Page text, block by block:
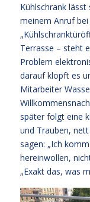
Kühlschrank
meinem Anruf
Terrasse – steht
Problem
darauf klopft es
Mitarbeiter
später folgt eine
und Trauben,
sagen: „Ich
hereinwollen,
„Exakt das, was